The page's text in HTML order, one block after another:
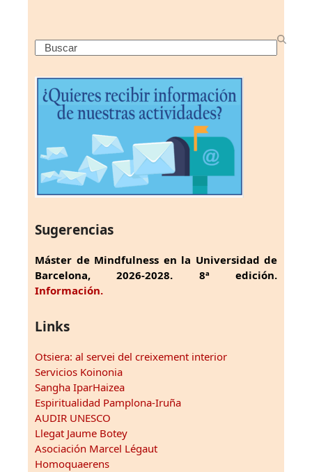
Search
Sugerencias
Máster de Mindfulness en la Universidad de
Barcelona, 2026-2028. 8ª edición.
Información.
Links
Otsiera: al servei del creixement interior
Servicios Koinonia
Sangha IparHaizea
Espiritualidad Pamplona-Iruña
AUDIR UNESCO
Llegat Jaume Botey
Asociación Marcel Légaut
Homoquaerens